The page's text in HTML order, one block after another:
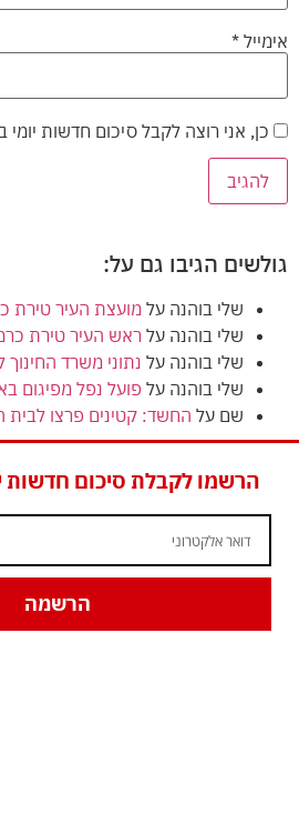
אימייל *
כן, אני רוצה לקבל סיכום חדשות יומי
גולשים הגיבו גם על:
שלי בוהנה עלמועצת העיר טירת כרמל
שלי בוהנה על ראש העיר טירת
שלי בוהנה על נתוני משרד החינוך לשנת הלימודים תשפ"ד
שלי בוהנה על פועל נפל מפיגום
שם על החשד: קטינים פרצו לבית
הרשמו לקבלת סיכום חדשות
הרשמה